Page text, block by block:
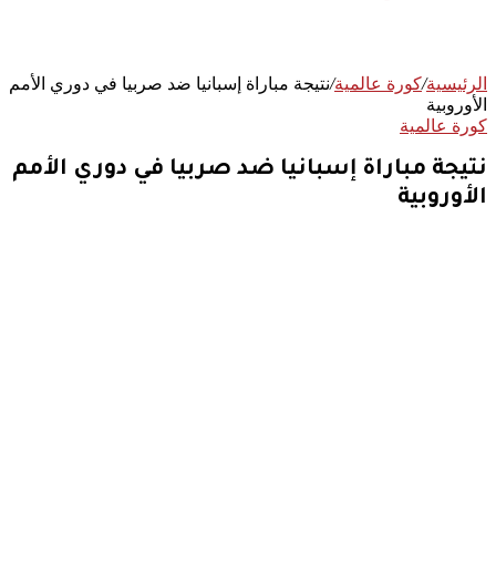
الرئيسية/كورة عالمية/نتيجة مباراة إسبانيا ضد صربيا في دوري الأمم
الأوروبية
كورة عالمية
نتيجة مباراة إسبانيا ضد صربيا في دوري الأمم
الأوروبية